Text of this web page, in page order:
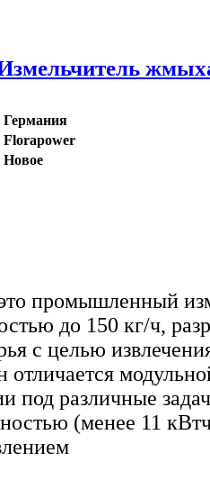
Германия
Florapower
Новое
промышленный
до 150 кг/ч,
с целью
под различные
(менее 11